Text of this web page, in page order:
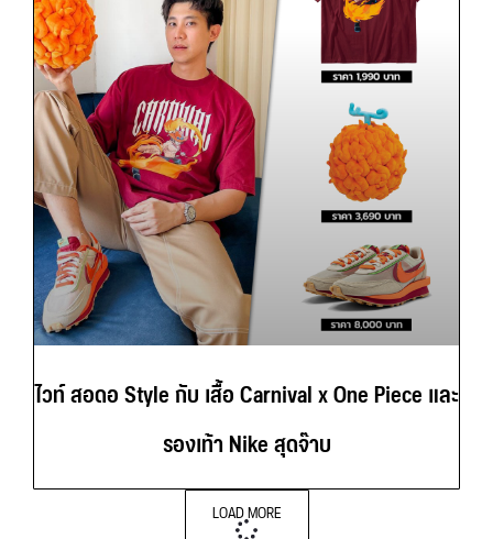
ไวท์ สอดอ Style กับ เสื้อ Carnival x One Piece และ
รองเท้า Nike สุดจ๊าบ
LOAD MORE